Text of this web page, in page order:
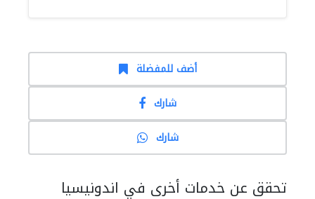
أضف للمفضلة
شارك
شارك
تحقق عن خدمات أخرى في اندونيسيا